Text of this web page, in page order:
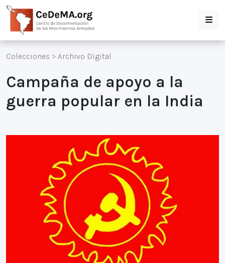
Colecciones > Archivo Digital
Campaña de apoyo a la
guerra popular en la India